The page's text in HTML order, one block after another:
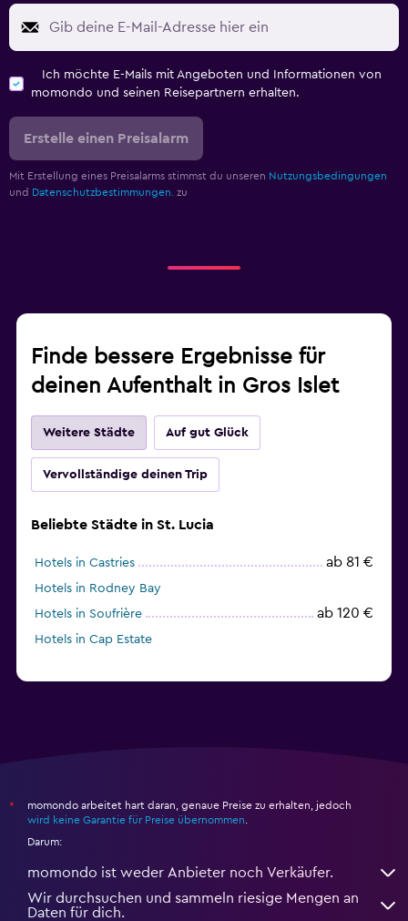
Ich möchte E-Mails mit Angeboten und Informationen von
momondo und seinen Reisepartnern erhalten.
Erstelle einen Preisalarm
Mit Erstellung eines Preisalarms stimmst du unseren Nutzungsbedingungen
und Datenschutzbestimmungen. zu
Finde bessere Ergebnisse für
deinen Aufenthalt in Gros Islet
Weitere Städte Auf gut Glück
Vervollständige deinen Trip
Beliebte Städte in St. Lucia
Hotels in Castries ab 81 €
Hotels in Rodney Bay
Hotels in Soufrière
ab 120 €
Hotels in Cap Estate
*
momondo arbeitet hart daran, genaue Preise zu erhalten, jedoch
wird keine Garantie für Preise übernommen
Darum:
momondo ist weder Anbieter noch Verkäufer.
Wir durchsuchen und sammeln riesige Mengen an
Daten für dich.